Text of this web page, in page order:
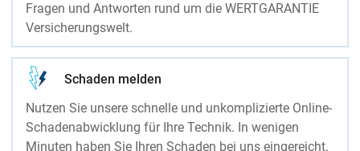
Fragen und Antworten rund um die WERTGARANTIE
Versicherungswelt.
Schaden melden
Nutzen Sie unsere schnelle und unkomplizierte Online-
Schadenabwicklung für Ihre Technik. In wenigen
Minuten haben Sie Ihren Schaden bei uns eingereicht.